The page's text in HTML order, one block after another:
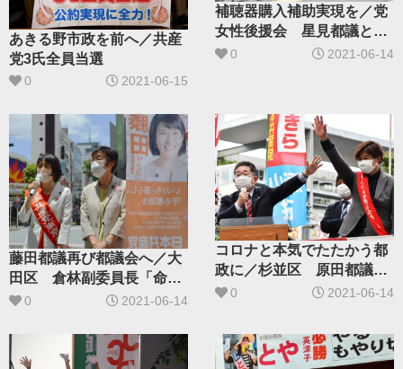
あきる野市政を前へ／共産
党3氏全員当選
0 2021-06-15
補聴器購入補助実現を／党
女性後援会 星見都議と街
角トーク
0 2021-06-14
藤田都議再び都議会へ／大
田区 倉林副委員長「命守
る議席」
0 2021-06-14
コロナと本気でたたかう都
政に／杉並区 原田都議再
選を小池書記局長訴え
0 2021-06-14